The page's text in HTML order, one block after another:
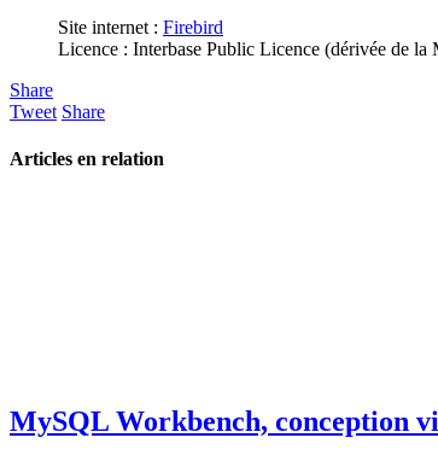
Site internet : Firebird
Licence : Interbase Public Licence (dérivée de
Share
Tweet Share
Articles en relation
MySQL Workbench, conception